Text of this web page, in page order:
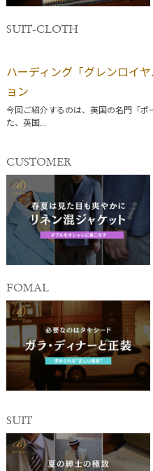
SUIT-CLOTH
ハーディング「グレンロイ
ョン
今回ご紹介するのは、英国の名門「ポ
た、英国...
CUSTOMER
FOMAL
SUIT